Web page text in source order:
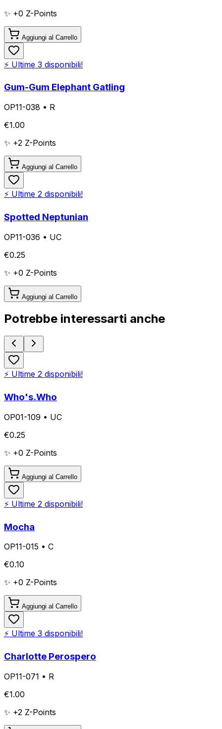
✨ +0 Z-Points
Aggiungi al Carrello
⚡ Ultime 3 disponibili!
Gum-Gum Elephant Gatling
OP11-038 • R
€1.00
✨ +2 Z-Points
Aggiungi al Carrello
⚡ Ultime 2 disponibili!
Spotted Neptunian
OP11-036 • UC
€0.25
✨ +0 Z-Points
Aggiungi al Carrello
Potrebbe interessarti anche
⚡ Ultime 2 disponibili!
Who's.Who
OP01-109 • UC
€0.25
✨ +0 Z-Points
Aggiungi al Carrello
⚡ Ultime 2 disponibili!
Mocha
OP11-015 • C
€0.10
✨ +0 Z-Points
Aggiungi al Carrello
⚡ Ultime 3 disponibili!
Charlotte Perospero
OP11-071 • R
€1.00
✨ +2 Z-Points